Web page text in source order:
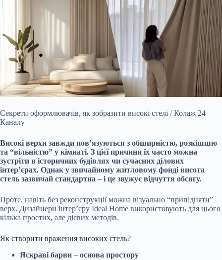
Секрети оформлювачів, як зобразити високі стелі / Колаж 24
Каналу
Високі верхи завжди пов’язуються з обширністю, розкішшю
та “вільністю” у кімнаті. З цієї причини їх часто можна
зустріти в історичних будівлях чи сучасних ділових
інтер’єрах. Однак у звичайному житловому фонді висота
стель зазвичай стандартна – і це звужує відчуття обсягу.
Проте, навіть без реконструкції можна візуально “припідняти”
верх. Дизайнери інтер’єру Ideal Home використовують для цього
кілька простих, але дієвих методів.
Як створити враження високих стель?
Яскраві барви – основа простору